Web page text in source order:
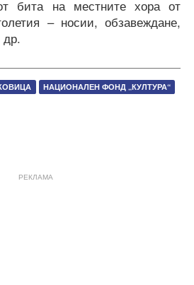
бита на местните хора от
– носии, обзавеждане,
др.
НАЦИОНАЛЕН ФОНД „КУЛТУРА“
РЕКЛАМА